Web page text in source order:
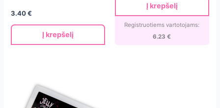
dual
forms
3.40€
Į krepšelį
Į krepšelį
Registruotiems vartotojams:
6.23€